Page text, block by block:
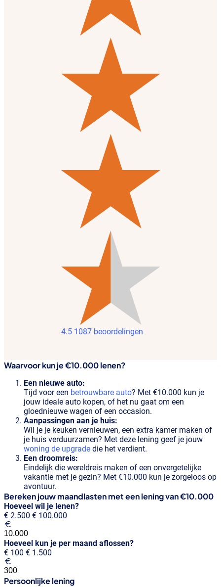
4.5 1087 beoordelingen
Waarvoor kun je €10.000 lenen?
Een nieuwe auto:
Tijd voor een betrouwbare auto? Met €10.000 kun je
jouw ideale auto kopen, of het nu gaat om een
gloednieuwe wagen of een occasion.
Aanpassingen aan je huis:
Wil je je keuken vernieuwen, een extra kamer maken of
je huis verduurzamen? Met deze lening geef je jouw
woning de upgrade die het verdient.
Een droomreis:
Eindelijk die wereldreis maken of een onvergetelijke
vakantie met je gezin? Met €10.000 kun je zorgeloos op
avontuur.
Bereken jouw maandlasten met een lening van€10.000
Hoeveel wil je lenen?
€ 2.500 € 100.000
Hoeveel kun je per maand aflossen?
€ 100 € 1.500
Persoonlijke lening